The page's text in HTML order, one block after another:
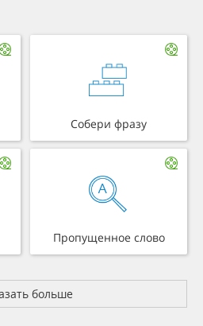
Собери фразу
Пропущенное слово
больше